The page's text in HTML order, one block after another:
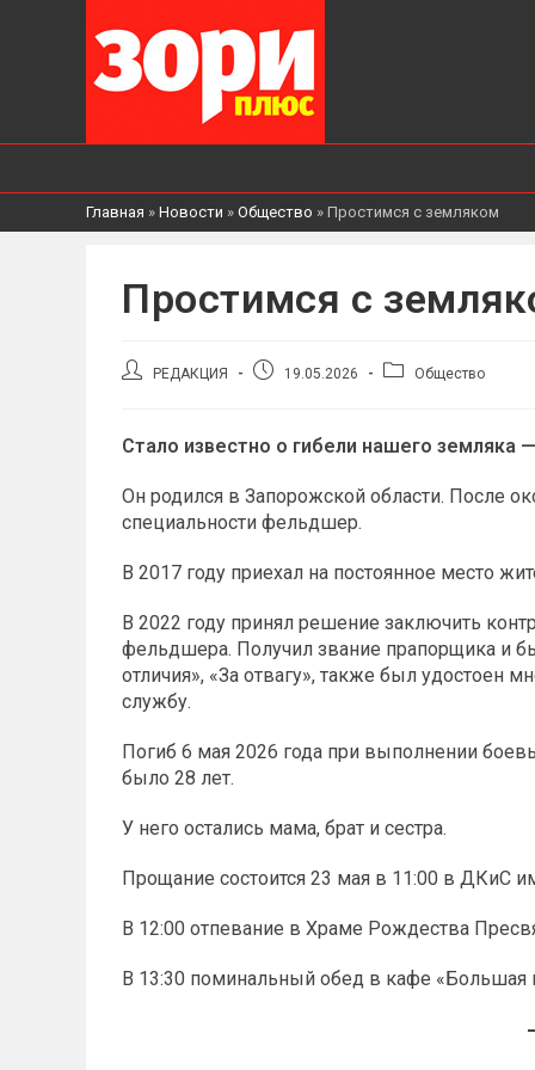
Главная » Новости » Общество » Простимся с земляком
Простимся с
АвторРЕДАКЦИЯ
Запись19.05.2026
РубрикаОбщество
Стало известно о гибели нашего земляка
Он родился в Запорожской области. После
специальности фельдшер.
В 2017 году приехал на постоянное место
В 2022 году принял решение заключить
фельдшера. Получил звание прапорщика и
отличия», «За отвагу», также был удостоен
службу.
Погиб 6 мая 2026 года при выполнении
было 28 лет.
У него остались мама, брат и сестра.
Прощание состоится 23 мая в 11:00 в ДКиС
В 12:00 отпевание в Храме Рождества
В 13:30 поминальный обед в кафе «Большая